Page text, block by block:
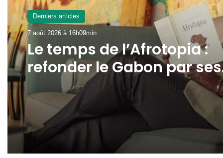
Derniers articles
7 août 2026 à 13h16min
Gabon : la SOGADA
présente ses capacités
production à
l’ambassadeur d’Angola